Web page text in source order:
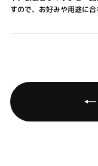
すので、お好みや用途に